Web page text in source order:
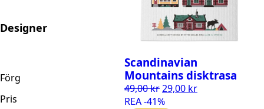
Kökshanddukar
Designer
Förg
Pris
Scandinavian
Mountains disktrasa
49,00kr29,00 kr
REA -41%